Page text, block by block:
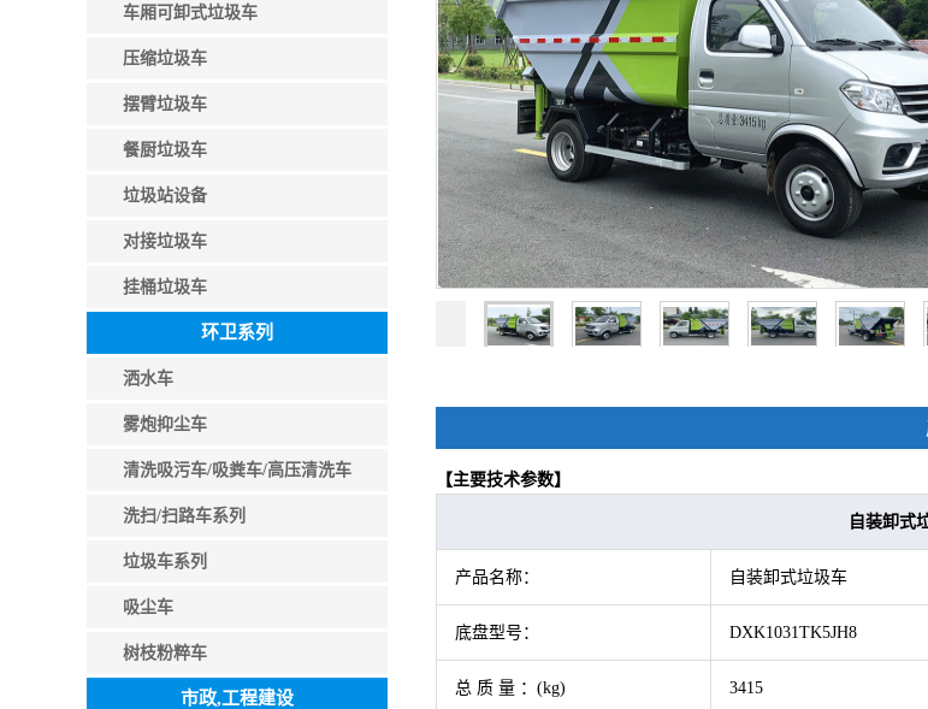
车厢可卸式垃圾车
压缩垃圾车
摆臂垃圾车
餐厨垃圾车
垃圾站设备
对接垃圾车
挂桶垃圾车
环卫系列
洒水车
雾炮抑尘车
清洗吸污车/吸粪车/高压清洗车
洗扫/扫路车系列
垃圾车系列
吸尘车
树枝粉粹车
市政,工程建设
【主要技术参数】
自装卸式
产品名称： 自装卸式垃圾车
底盘型号： DXK1031TK5JH8
总 质 量 ：(kg) 3415